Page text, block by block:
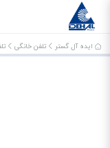
ایده آل گستر تلفن خانگی